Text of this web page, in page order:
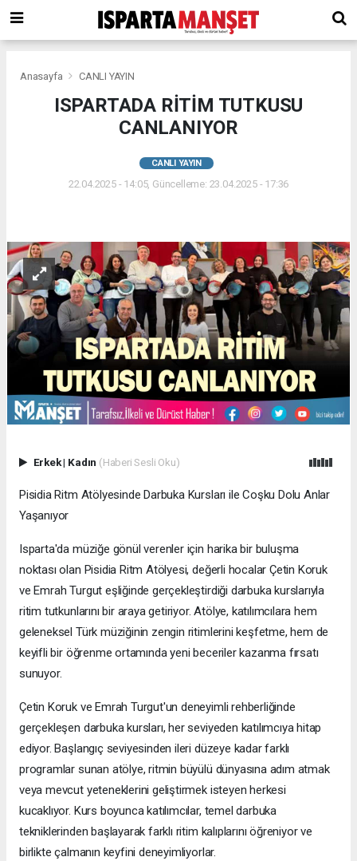
Anasayfa CANLI YAYIN
ISPARTADA RİTİM TUTKUSU
CANLANIYOR
CANLI YAYIN
22.04.2025 - 14:05, Güncelleme: 23.04.2025 - 17:36
Erkek| Kadın (Haberi Sesli Oku)
Pisidia Ritm Atölyesinde Darbuka Kursları ile Coşku Dolu Anlar
Yaşanıyor
Isparta'da müziğe gönül verenler için harika bir buluşma
noktası olan Pisidia Ritm Atölyesi, değerli hocalar Çetin Koruk
ve Emrah Turgut eşliğinde gerçekleştirdiği darbuka kurslarıyla
ritim tutkunlarını bir araya getiriyor. Atölye, katılımcılara hem
geleneksel Türk müziğinin zengin ritimlerini keşfetme, hem de
keyifli bir öğrenme ortamında yeni beceriler kazanma fırsatı
sunuyor.
Çetin Koruk ve Emrah Turgut'un deneyimli rehberliğinde
gerçekleşen darbuka kursları, her seviyeden katılımcıya hitap
ediyor. Başlangıç seviyesinden ileri düzeye kadar farklı
programlar sunan atölye, ritmin büyülü dünyasına adım atmak
veya mevcut yeteneklerini geliştirmek isteyen herkesi
kucaklıyor. Kurs boyunca katılımcılar, temel darbuka
tekniklerinden başlayarak farklı ritim kalıplarını öğreniyor ve
birlikte çalmanın keyfini deneyimliyorlar.